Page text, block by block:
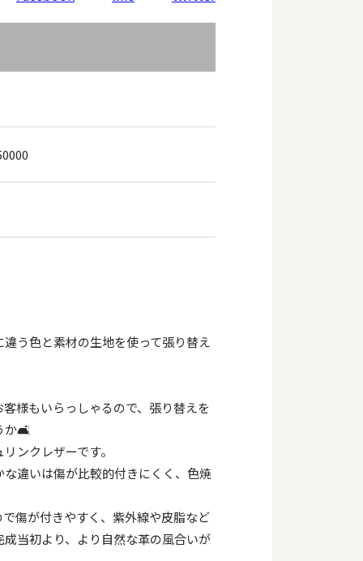
う色と素材の生地を使って張り替え
様もいらっしゃるので、張り替えを
か🛋
ンクレザーです。
違いは傷が比較的付きにくく、色焼
傷が付きやすく、紫外線や皮脂など
当初より、より自然な革の風合いが